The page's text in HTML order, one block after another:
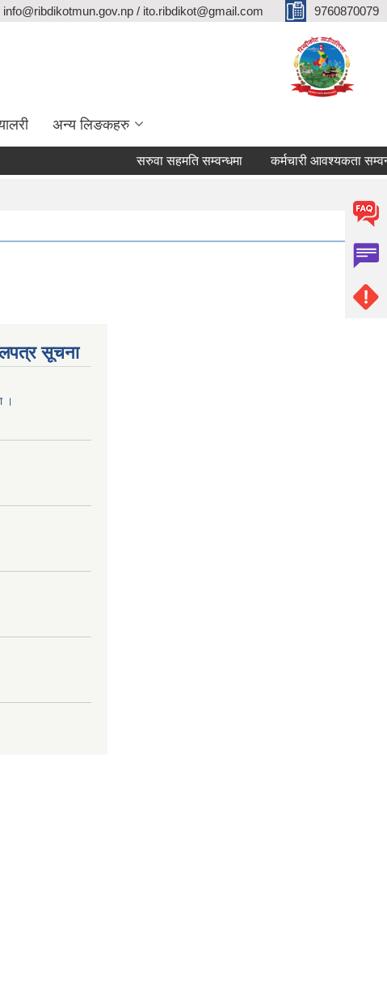
info@ribdikotmun.gov.np / ito.ribdikot@gmail.com 9760870079
अन्य लिङकहरु
सरुवा सहमति सम्वन्धमा कर्मचारी आवश्यकता सम्वन्धी
सूचना
।